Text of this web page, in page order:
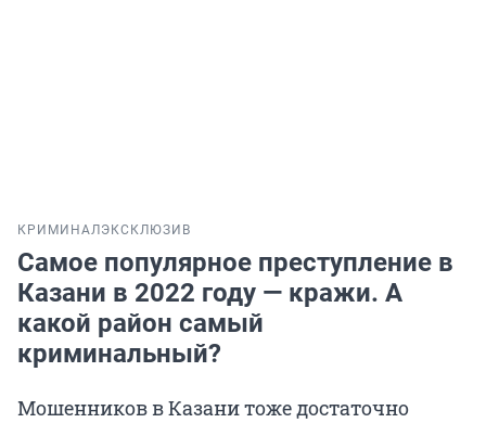
КРИМИНАЛ ЭКСКЛЮЗИВ
Самое популярное преступление в
Казани в 2022 году — кражи. А
какой район самый
криминальный?
Мошенников в Казани тоже достаточно